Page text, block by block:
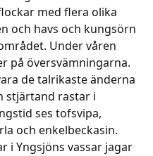
med flera olika
och havs och kungsörn
Under våren
på översvämningarna.
de talrikaste änderna
stjärtand rastar i
ses tofsvipa,
och enkelbeckasin.
i Yngsjöns vassar jagar